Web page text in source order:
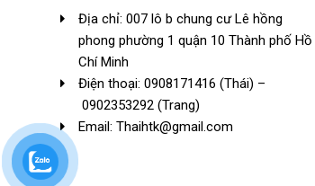
Địa chỉ: 007 lô b chung cư Lê hồng
phong phường 1 quận 10 Thành phố Hồ
Chí Minh
Điện thoại: 0908171416 (Thái) –
0902353292 (Trang)
Email: Thaihtk@gmail.com